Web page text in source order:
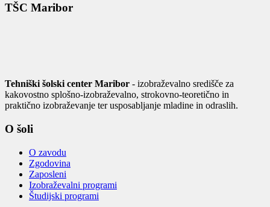
TŠC Maribor
Tehniški šolski center Maribor - izobraževalno središče za
kakovostno splošno-izobraževalno, strokovno-teoretično in
praktično izobraževanje ter usposabljanje mladine in odraslih.
O šoli
O zavodu
Zgodovina
Zaposleni
Izobraževalni programi
Študijski programi